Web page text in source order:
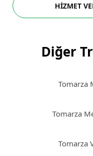
HİZMET
Diğer
Tomarza
Tomarza
Tomarza